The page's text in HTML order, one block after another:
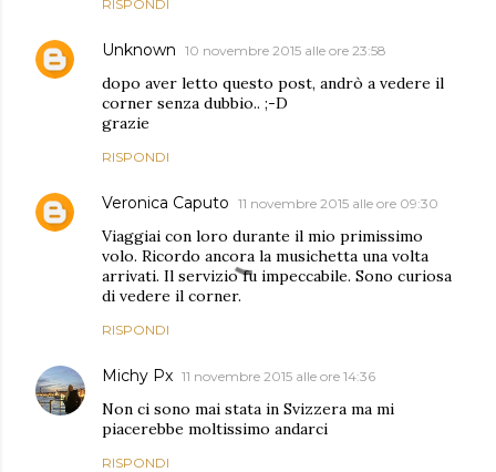
RISPONDI
Unknown 10 novembre 2015 alle ore 23:58
dopo aver letto questo post, andrò a vedere il
corner senza dubbio.. ;-D
grazie
RISPONDI
Veronica Caputo 11 novembre 2015 alle ore 09:30
Viaggiai con loro durante il mio primissimo
volo. Ricordo ancora la musichetta una volta
arrivati. Il servizio fu impeccabile. Sono curiosa
di vedere il corner.
RISPONDI
Michy Px 11 novembre 2015 alle ore 14:36
Non ci sono mai stata in Svizzera ma mi
piacerebbe moltissimo andarci
RISPONDI